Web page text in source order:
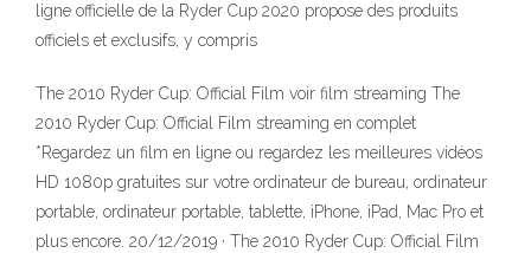
ligne officielle de la Ryder Cup 2020 propose des produits
officiels et exclusifs, y compris
The 2010 Ryder Cup: Official Film voir film streaming The
2010 Ryder Cup: Official Film streaming en complet
*Regardez un film en ligne ou regardez les meilleures vidéos
HD 1080p gratuites sur votre ordinateur de bureau, ordinateur
portable, ordinateur portable, tablette, iPhone, iPad, Mac Pro et
plus encore. 20/12/2019 · The 2010 Ryder Cup: Official Film